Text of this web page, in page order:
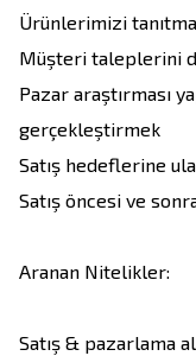
Ürünlerimizi
Müşteri taleplerini
Pazar araştırması
gerçekleştirmek
Satış hedeflerine
Satış öncesi ve
Aranan Nitelikler:
Satış & pazarlama